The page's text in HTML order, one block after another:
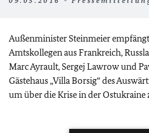
Außenminister Steinmeier
Amtskollegen aus Frankreich,
Marc Ayrault, Sergej Lawrow und
Gästehaus „Villa Borsig“ des
um über die Krise in der Ostukraine